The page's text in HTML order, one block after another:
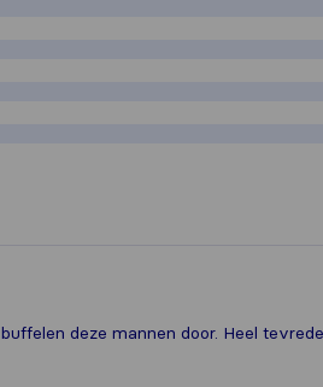
deze mannen door. Heel